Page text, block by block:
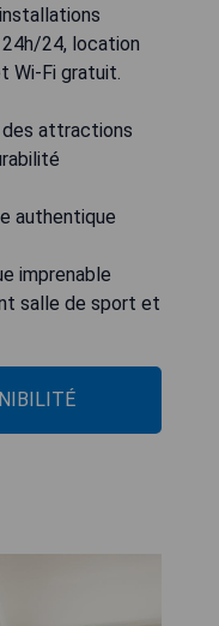
24, location
Wi-Fi gratuit.
attractions
authentique
imprenable
salle de sport et